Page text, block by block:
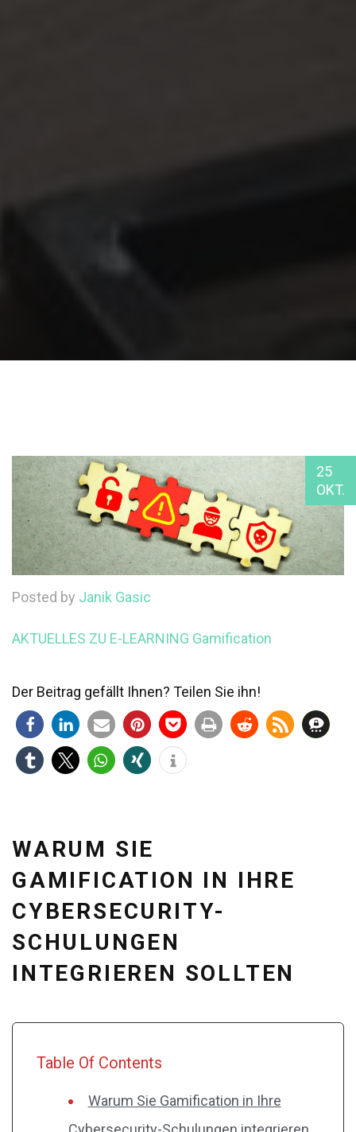
25
OKT.
Posted by Janik Gasic
AKTUELLES ZU E-LEARNING Gamification
Der Beitrag gefällt Ihnen? Teilen Sie ihn!
WARUM SIE
GAMIFICATION IN IHRE
CYBERSECURITY-
SCHULUNGEN
INTEGRIEREN SOLLTEN
Table Of Contents
Warum Sie Gamification in Ihre